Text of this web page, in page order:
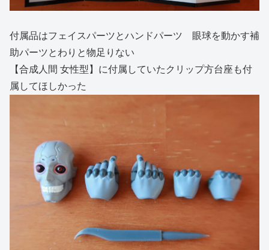
付属品はフェイスパーツとハンドパーツ 眼球を動かす補
助パーツとわりと物足りない
【合成人間 女性型】に付属していたクリップ方台座も付
属してほしかった